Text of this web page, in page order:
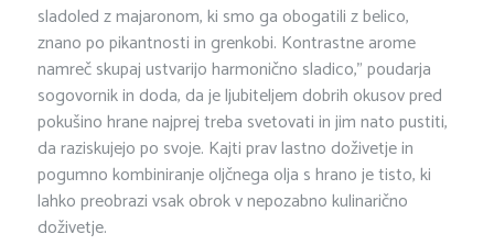
sladoled z majaronom, ki smo ga obogatili z belico,
znano po pikantnosti in grenkobi. Kontrastne arome
namreč skupaj ustvarijo harmonično sladico,” poudarja
sogovornik in doda, da je ljubiteljem dobrih okusov pred
pokušino hrane najprej treba svetovati in jim nato pustiti,
da raziskujejo po svoje. Kajti prav lastno doživetje in
pogumno kombiniranje oljčnega olja s hrano je tisto, ki
lahko preobrazi vsak obrok v nepozabno kulinarično
doživetje.